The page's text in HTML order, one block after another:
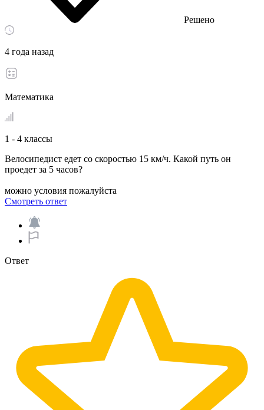
Решено
4 года назад
Математика
1 - 4 классы
Велосипедист едет со скоростью 15 км/ч. Какой путь он
проедет за 5 часов?
можно условия пожалуйста
Смотреть ответ
Ответ